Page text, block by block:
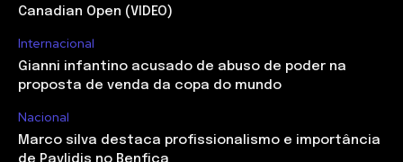
Canadian Open (VIDEO)
Internacional
Gianni infantino acusado de abuso de poder na
proposta de venda da copa do mundo
Nacional
Marco silva destaca profissionalismo e importância